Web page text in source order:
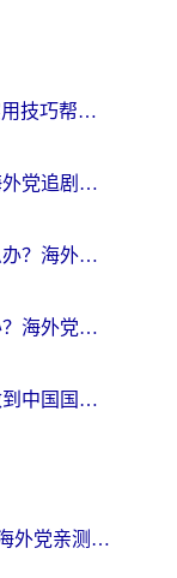
在德国听不了蜻蜓FM？3个实用技巧帮你解锁国内影音自由
在国外玩鸿图之下总卡顿？海外党追剧听歌的3个实用解决方案
在瑞士用洋码头地区限制怎么办？海外华人必看的回国加速全攻略
爱奇艺在新西兰用不了怎么办？海外党亲测有效的回国加速方案
在巴西用陌陌怎么把定位修改到中国国内？海外党必看的回国加速全攻略
玩奇迹MU什么加速器好用？海外党亲测：这款加速器让你告别延迟卡顿！